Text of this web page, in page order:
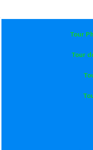
Tour
Tour